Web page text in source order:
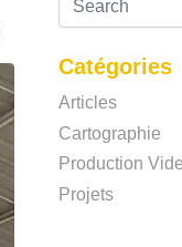
Catégories
Articles
Cartographie
Production
Projets